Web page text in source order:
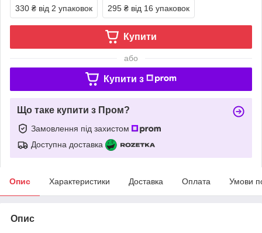
330 ₴ від 2 упаковок 295 ₴ від 16 упаковок
Купити
або
Купити з
Що таке купити з Пром?
Замовлення під захистом
Доступна доставка
Опис Характеристики Доставка Оплата Умови
Опис